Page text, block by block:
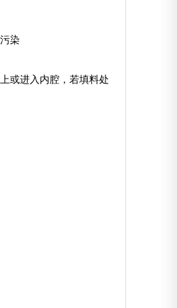
染
或进入内腔，若填料处